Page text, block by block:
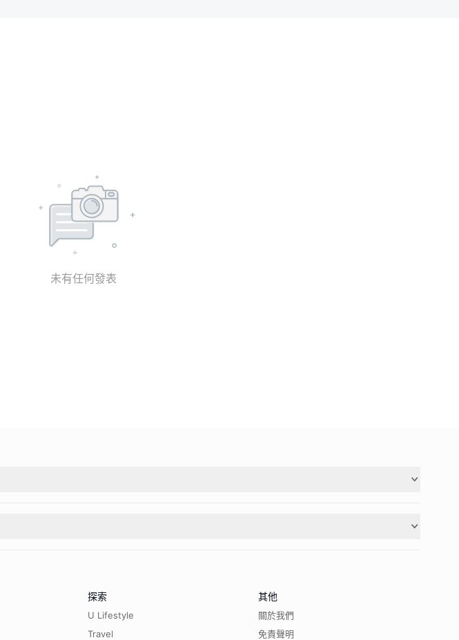
未有任何發表
探索
U Lifestyle
Travel
其他
關於我們
免責聲明